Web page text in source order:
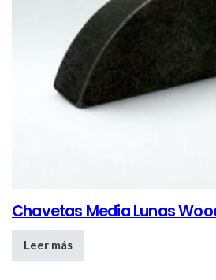
Chavetas Media Lunas
Leer más